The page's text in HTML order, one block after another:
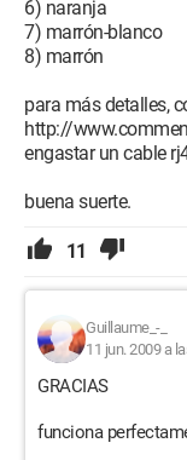
6) naranja
7) marrón-blanco
8) marrón
para más detalles,
http://
engastar un cable
buena suerte.
11
Guillaume_-_
11 jun. 2009 a
GRACIAS
funciona